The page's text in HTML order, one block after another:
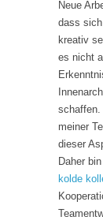
Neue
dass
kreativ
es nicht
schaffen.
meiner
dieser
Daher
kolde